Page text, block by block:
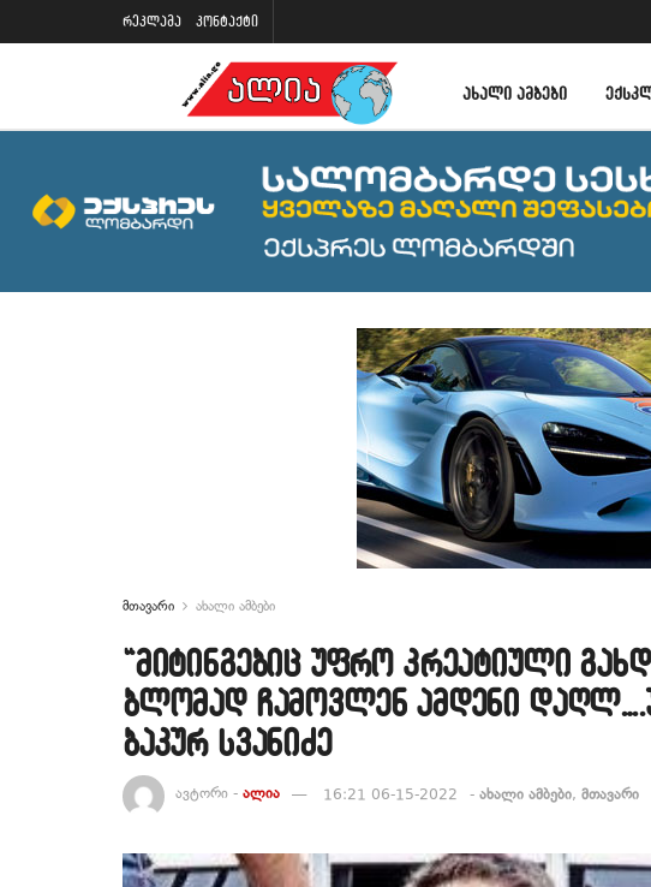
რეკლამა კონტაქტი
ᲐᲮᲐᲚᲘ ᲐᲛᲑᲔᲑᲘ
მთავარი ახალი ამბები
“მიტინგებიც უფრო კრეატიული
ბლომად ჩამოვლენ ამდენი
ბაკურ სვანიძე
ავტორი - ალია 16:21 06-15-2022 - ახალი ამბები, მთავარი